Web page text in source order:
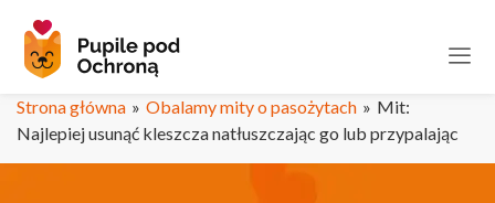
Strona główna » Obalamy mity o pasożytach » Mit:
Najlepiej usunąć kleszcza natłuszczając go lub przypalając